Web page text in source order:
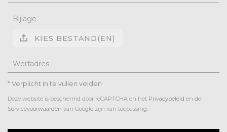
Bijlage
KIES BESTAND(EN)
Werfadres
* Verplicht in te vullen velden
Deze website is beschermd door reCAPTCHA en het Privacybeleid en de
Servicevoorwaarden van Google zijn van toepassing.